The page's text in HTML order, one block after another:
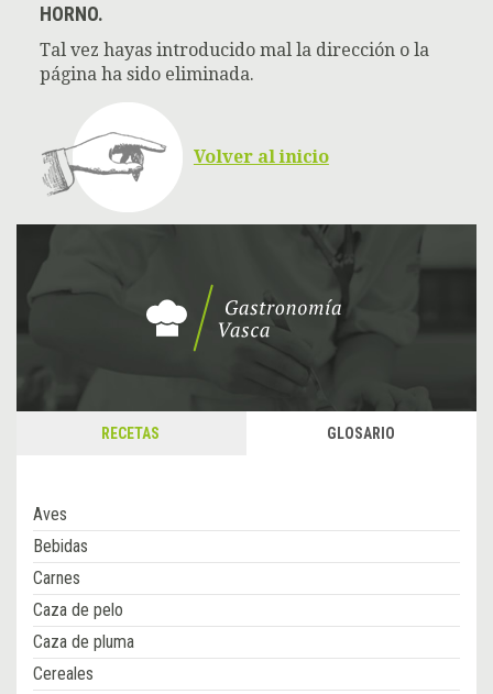
HORNO.
Tal vez hayas introducido mal la dirección o la
página ha sido eliminada.
Volver al inicio
RECETAS GLOSARIO
Aves
Bebidas
Carnes
Caza de pelo
Caza de pluma
Cereales